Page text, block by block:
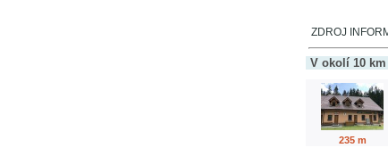
ZDROJ
V okolí 10
235 m